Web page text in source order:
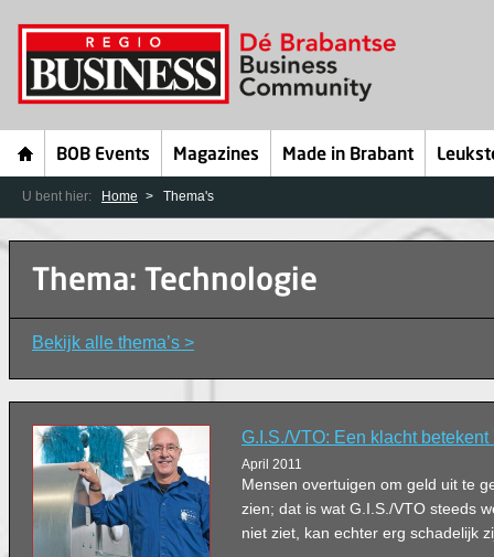
BOB Events Magazines Made in Brabant
U bent hier: Home Thema's
Thema: Technologie
Bekijk alle thema’s >
G.I.S./VTO: Een klacht betekent
April 2011
Mensen overtuigen om geld uit te
zien; dat is wat G.I.S./VTO steeds
niet ziet, kan echter erg schadelijk